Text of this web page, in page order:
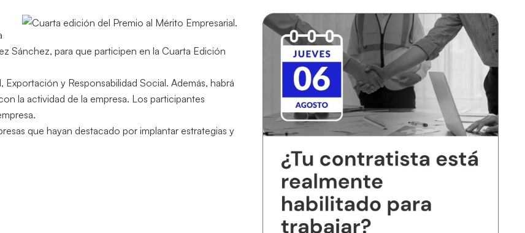
Sánchez, para que participen en la Cuarta Edición
y Responsabilidad Social. Además, habrá
la actividad de la empresa. Los participantes
que hayan destacado por implantar estrategias y